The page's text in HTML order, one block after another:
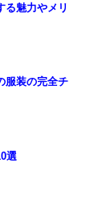
る魅力やメリ
服装の完全チ
選